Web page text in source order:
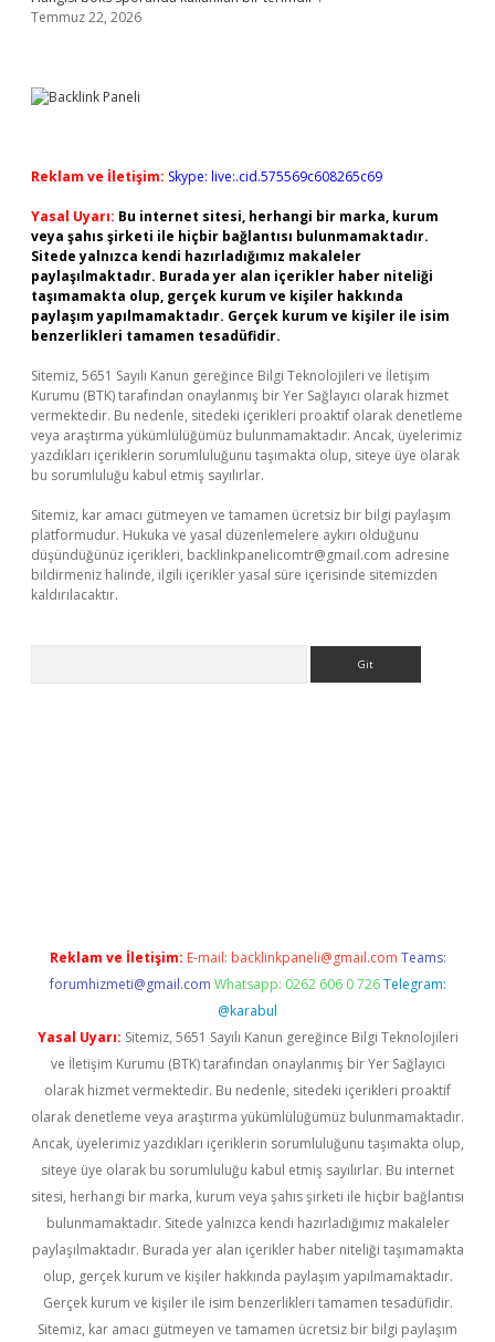
Temmuz 22, 2026
Reklam ve İletişim: Skype: live:.cid.575569c608265c69
Yasal Uyarı: Bu internet sitesi, herhangi bir marka, kurum
veya şahıs şirketi ile hiçbir bağlantısı bulunmamaktadır.
Sitede yalnızca kendi hazırladığımız makaleler
paylaşılmaktadır. Burada yer alan içerikler haber niteliği
taşımamakta olup, gerçek kurum ve kişiler hakkında
paylaşım yapılmamaktadır. Gerçek kurum ve kişiler ile isim
benzerlikleri tamamen tesadüfidir.
Sitemiz, 5651 Sayılı Kanun gereğince Bilgi Teknolojileri ve İletişim
Kurumu (BTK) tarafından onaylanmış bir Yer Sağlayıcı olarak hizmet
vermektedir. Bu nedenle, sitedeki içerikleri proaktif olarak denetleme
veya araştırma yükümlülüğümüz bulunmamaktadır. Ancak, üyelerimiz
yazdıkları içeriklerin sorumluluğunu taşımakta olup, siteye üye olarak
bu sorumluluğu kabul etmiş sayılırlar.
Sitemiz, kar amacı gütmeyen ve tamamen ücretsiz bir bilgi paylaşım
platformudur. Hukuka ve yasal düzenlemelere aykırı olduğunu
düşündüğünüz içerikleri, backlinkpanelicomtr@gmail.com adresine
bildirmeniz halinde, ilgili içerikler yasal süre içerisinde sitemizden
kaldırılacaktır.
Reklam ve İletişim: E-mail: backlinkpaneli@gmail.com Teams:
forumhizmeti@gmail.com Whatsapp: 0262 606 0 726 Telegram:
@karabul
Yasal Uyarı: Sitemiz, 5651 Sayılı Kanun gereğince Bilgi Teknolojileri
ve İletişim Kurumu (BTK) tarafından onaylanmış bir Yer Sağlayıcı
olarak hizmet vermektedir. Bu nedenle, sitedeki içerikleri proaktif
olarak denetleme veya araştırma yükümlülüğümüz bulunmamaktadır.
Ancak, üyelerimiz yazdıkları içeriklerin sorumluluğunu taşımakta olup,
siteye üye olarak bu sorumluluğu kabul etmiş sayılırlar. Bu internet
sitesi, herhangi bir marka, kurum veya şahıs şirketi ile hiçbir bağlantısı
bulunmamaktadır. Sitede yalnızca kendi hazırladığımız makaleler
paylaşılmaktadır. Burada yer alan içerikler haber niteliği taşımamakta
olup, gerçek kurum ve kişiler hakkında paylaşım yapılmamaktadır.
Gerçek kurum ve kişiler ile isim benzerlikleri tamamen tesadüfidir.
Sitemiz, kar amacı gütmeyen ve tamamen ücretsiz bir bilgi paylaşım